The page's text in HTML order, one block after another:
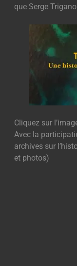
que Serge Trigano
Cliquez sur
Avec la
archives sur
et photos)